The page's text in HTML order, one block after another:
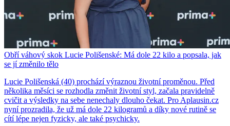
Obří váhový skok Lucie Polišenské: Má dole 22 kilo a popsala, jak
se jí změnilo tělo
Lucie Polišenská (40) prochází výraznou životní proměnou. Před
několika měsíci se rozhodla změnit životní styl, začala pravidelně
cvičit a výsledky na sebe nenechaly dlouho čekat. Pro Aplausin.cz
nyní prozradila, že už má dole 22 kilogramů a díky nové rutině se
cítí lépe nejen fyzicky, ale také psychicky.